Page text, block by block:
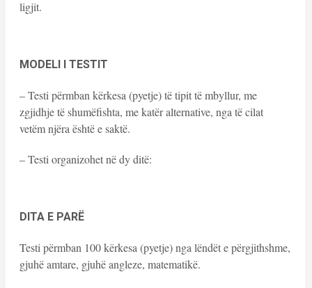
ligjit.
MODELI I TESTIT
– Testi përmban kërkesa (pyetje) të tipit të mbyllur, me
zgjidhje të shumëfishta, me katër alternative, nga të cilat
vetëm njëra është e saktë.
– Testi organizohet në dy ditë:
DITA E PARË
Testi përmban 100 kërkesa (pyetje) nga lëndët e përgjithshme,
gjuhë amtare, gjuhë angleze, matematikë.